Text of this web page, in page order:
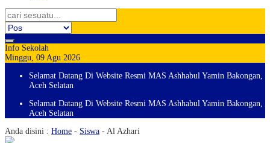
Info Sekolah
Minggu, 09 Agu 2026
Selamat Datang Di Website Resmi MAS Ashhabul Yamin Bakongan,
Aceh Selatan
Selamat Datang Di Website Resmi MAS Ashhabul Yamin Bakongan,
Aceh Selatan
Anda disini : Home - Siswa - Al Azhari